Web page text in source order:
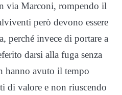
via Marconi, rompendo il
però devono essere
perché invece di portare a
darsi alla fuga senza
hanno avuto il tempo
di valore e non riuscendo